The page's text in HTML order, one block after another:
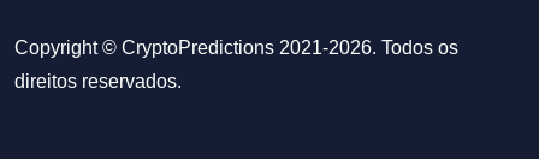
Copyright © CryptoPredictions 2021-2026. Todos os
direitos reservados.